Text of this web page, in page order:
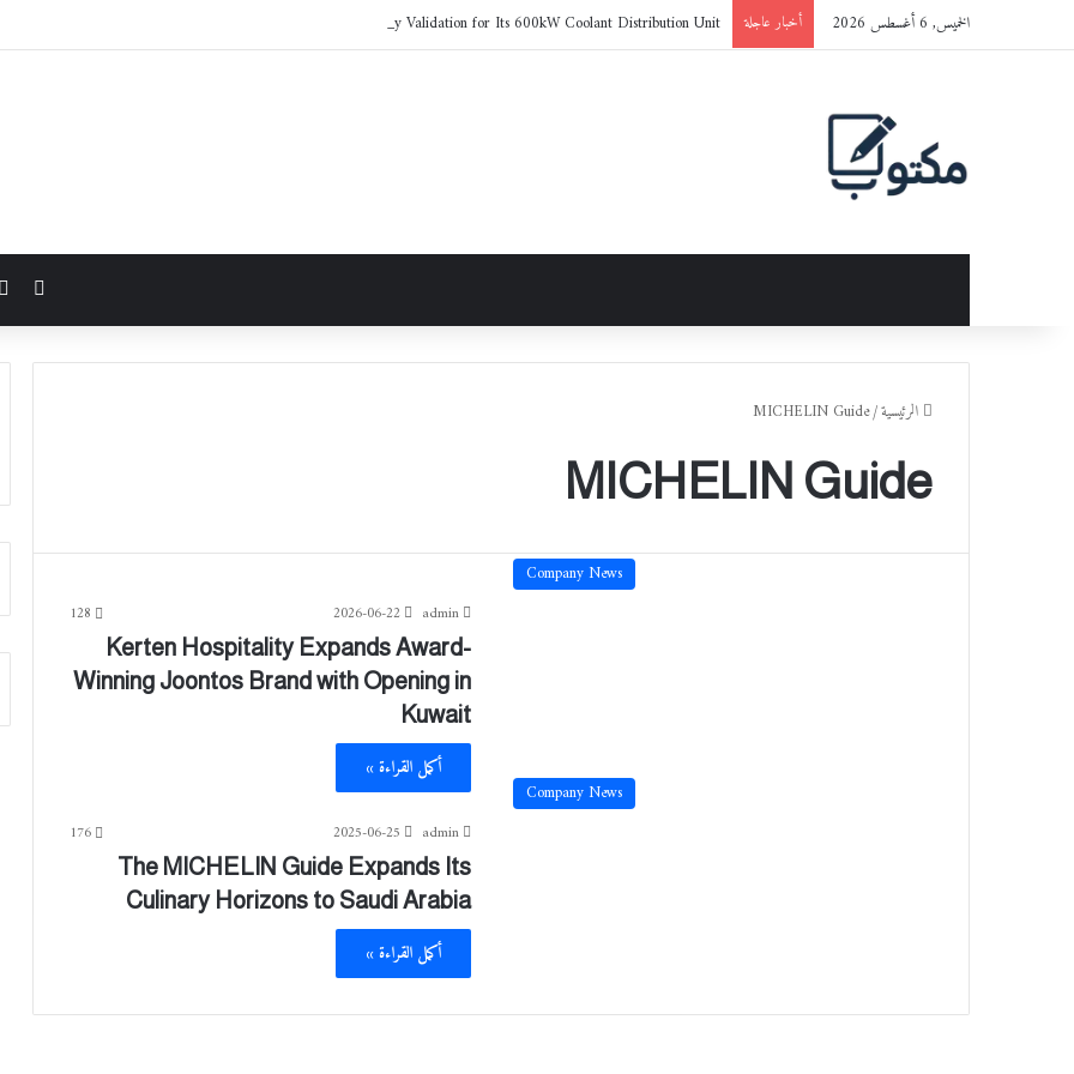
الخميس, 6 أغسطس 2026 أخبار عاجلة LG Electronics Earns NVIDIA AI Factory Validation for Its 600kW Coolant Distribution Unit
الرئيسية/
MICHELIN Guide
MICHELIN Guide
Company News
admin
2026-06-22
128
Kerten Hospitality Expands Award-
Winning Joontos Brand with Opening in
Kuwait
أكمل القراءة »
Company News
admin
2025-06-25
176
The MICHELIN Guide Expands Its
Culinary Horizons to Saudi Arabia
أكمل القراءة »